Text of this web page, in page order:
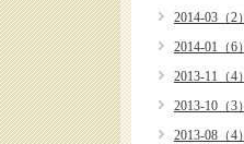
2014-03（2）
2014-01（6）
2013-11（4）
2013-10（3）
2013-08（4）